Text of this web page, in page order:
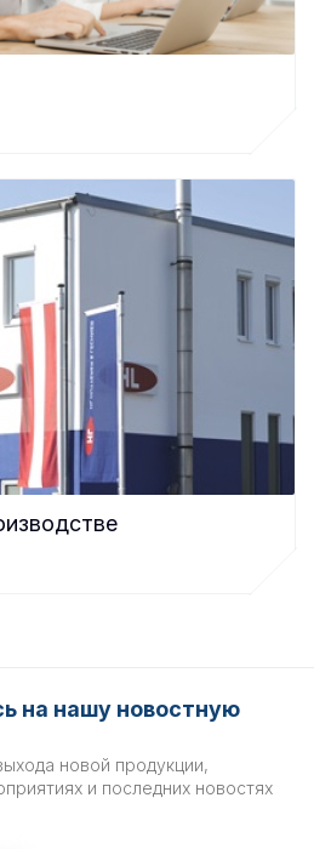
на нашу новостную
новой продукции,
и последних новостях